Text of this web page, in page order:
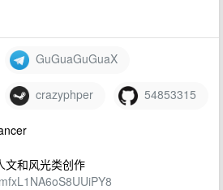
GuGuaGuGuaX
crazyphper 54853315
文和风光类创作